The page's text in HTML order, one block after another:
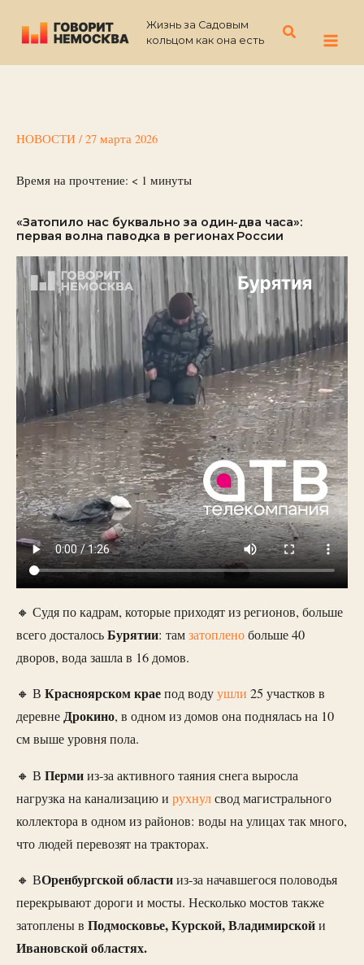
содержимому
Жизнь за Садовым
кольцом как она есть
Поиск
НОВОСТИ / 27 марта 2026
Время на прочтение: < 1 минуты
«Затопило нас буквально за один-два часа»:
первая волна паводка в регионах России
🔸 Судя по кадрам, которые приходят из регионов, больше
всего досталосьБурятии: тамзатопленобольше 40
дворов, вода зашла в 16 домов.
🔸 В Красноярском краепод водуушли 25 участков в
деревнеДрокино, в одном из домов она поднялась на 10
см выше уровня пола.
🔸 В Пермииз-за активного таяния снега выросла
нагрузка на канализацию и рухнулсвод магистрального
коллектора в одном из районов: воды на улицах так много,
что людей перевозят на тракторах.
🔸 ВОренбургской областииз-за начавшегося половодья
перекрывают дороги и мосты. Несколько мостов также
затоплены в Подмосковье, Курской, Владимирскойи
Ивановской областях.